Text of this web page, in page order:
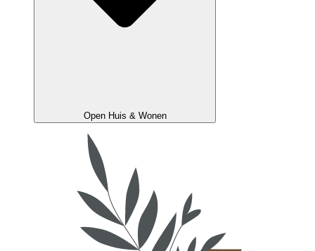
Open Huis & Wonen